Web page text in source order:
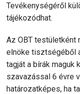
Tevékenységéről
tájékozódhat.
Az OBT testületként
elnöke tisztségéből
tagját a bírák
szavazással 6 évre
határozatképes, ha